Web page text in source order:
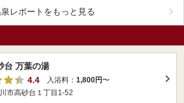
レポートをもっと見る
台 万葉の湯
4.4
入浴料： 1,800円〜
市高砂台１丁目1-52